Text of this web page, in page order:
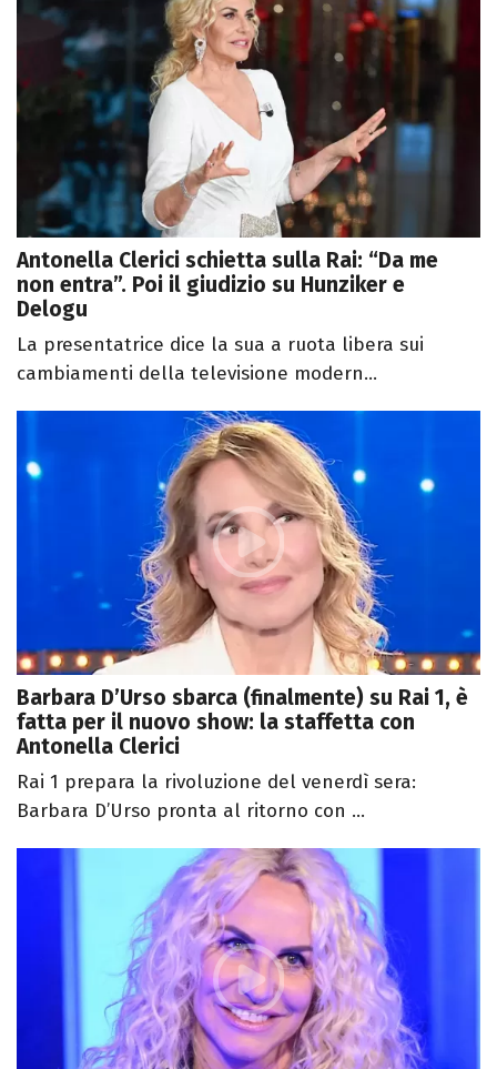
Antonella Clerici schietta sulla Rai: “Da me
non entra”. Poi il giudizio su Hunziker e
Delogu
La presentatrice dice la sua a ruota libera sui
cambiamenti della televisione modern...
Barbara D’Urso sbarca (finalmente) su Rai 1, è
fatta per il nuovo show: la staffetta con
Antonella Clerici
Rai 1 prepara la rivoluzione del venerdì sera:
Barbara D’Urso pronta al ritorno con ...